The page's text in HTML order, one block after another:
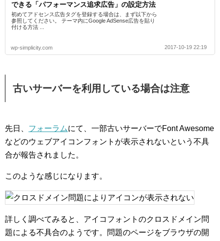
できる「パフォーマンス追求広告」の設定方法
初めてアドセンス広告タグを登録する場合は、まず以下から
参照してください。 テーマ内にGoogle AdSense広告を貼り
付ける方法 ...
wp-simplicity.com 2017-10-19 22:19
古いサーバーを利用している場合は注意
先日、 フォーラムにて、一部古いサーバーでFont Awesome
などのウェブアイコンフォントが表示されないという不具
合が報告されました。
このような感じになります。
詳しく調べてみると、アイコフォントのクロスドメイン問
題による不具合のようです。問題のページをブラウザの開